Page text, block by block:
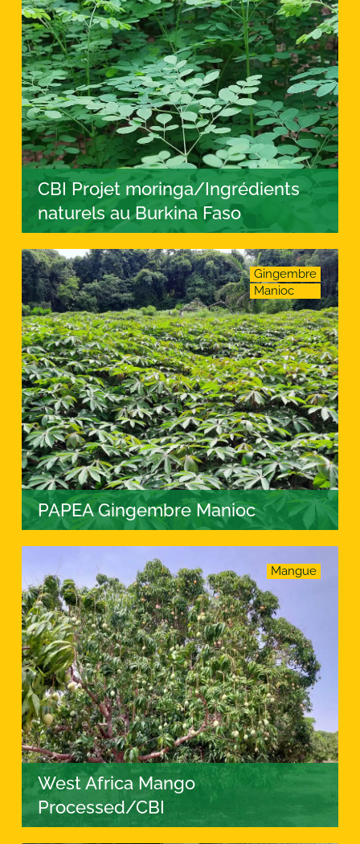
CBI Projet moringa/Ingrédients
naturels au Burkina Faso
Gingembre
Manioc
PAPEA Gingembre Manioc
Mangue
West Africa Mango
Processed/CBI